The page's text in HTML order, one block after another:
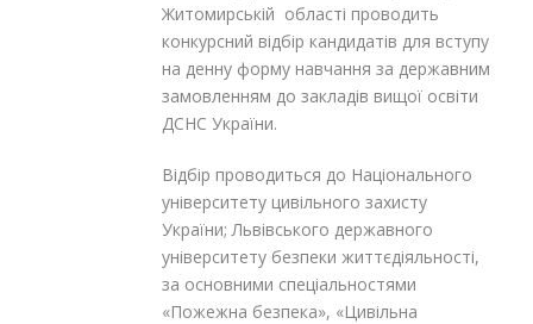
Житомирській області проводить
конкурсний відбір кандидатів для вступу
на денну форму навчання за державним
замовленням до закладів вищої освіти
ДСНС України.
Відбір проводиться до Національного
університету цивільного захисту
України; Львівського державного
університету безпеки життєдіяльності,
за основними спеціальностями
«Пожежна безпека», «Цивільна